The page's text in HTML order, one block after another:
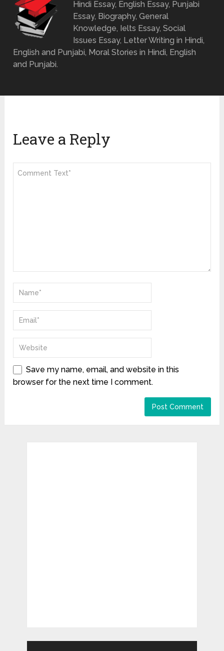
Hindi Essay, English Essay, Punjabi
Essay, Biography, General
Knowledge, Ielts Essay, Social
Issues Essay, Letter Writing in Hindi,
English and Punjabi, Moral Stories in Hindi, English
and Punjabi.
Leave a Reply
Save my name, email, and website in this
browser for the next time I comment.